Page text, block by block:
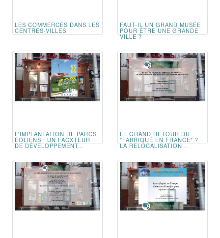
LES COMMERCES DANS LES
CENTRES-VILLES
FAUT-IL UN GRAND MUSÉE
POUR ÊTRE UNE GRANDE
VILLE ?
L'IMPLANTATION DE PARCS
ÉOLIENS : UN FACXTEUR
DE DÉVELOPPEMENT...
LE GRAND RETOUR DU
"FABRIQUÉ EN FRANCE" ?
LA RELOCALISATION...